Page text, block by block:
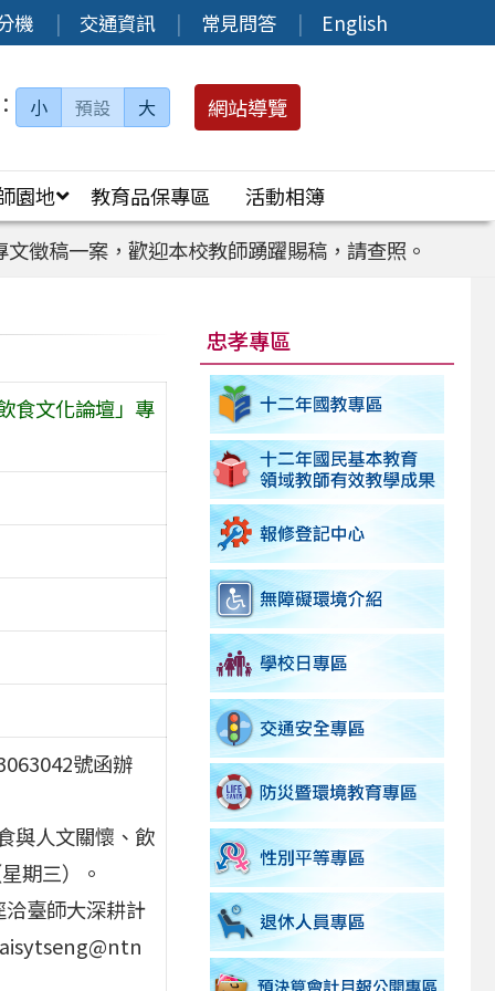
機 交通資訊 常見問答 English
小 預設 大 網站導覽
園地 教育品保專區
活動相簿
徵稿一案，歡迎本校教師踴躍賜稿，請查照。
食文化論壇」專
號函辦
與人文關懷、飲
期三）。
臺師大深耕計
忠孝專區